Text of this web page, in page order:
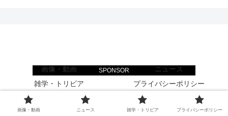
SPONSOR
画像・動画
ニュース
雑学・トリビア
プライバシーポリシー
© 2024 世界はグーチョキパー.
画像・動画 ニュース 雑学・トリビア プライバシーポリシー